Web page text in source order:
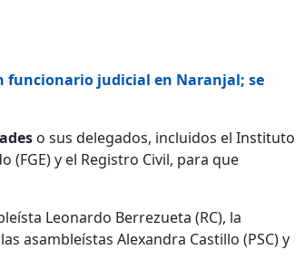
funcionario judicial en Naranjal; se
o sus delegados, incluidos el Instituto
(FGE) y el Registro Civil, para que
Leonardo Berrezueta (RC), la
asambleístas Alexandra Castillo (PSC) y